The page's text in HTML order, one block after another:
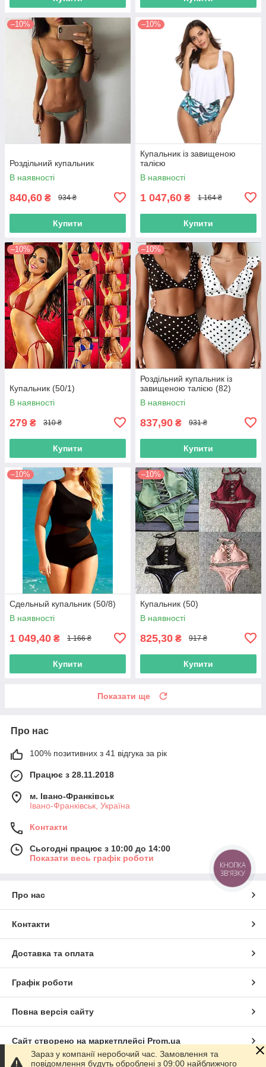
–10%
Роздільний купальник
В наявності
840,60 ₴ 934 ₴
Купити
–10%
Купальник із завищеною
талією
В наявності
1 047,60 ₴ 1 164 ₴
Купити
–10%
Купальник (50/1)
В наявності
279 ₴ 310 ₴
Купити
–10%
Роздільний купальник із
завищеною талією (82)
В наявності
837,90 ₴ 931 ₴
Купити
–10%
Сдельный купальник (50/8)
В наявності
1 049,40 ₴ 1 166 ₴
Купити
–10%
Купальник (50)
В наявності
825,30 ₴ 917 ₴
Купити
Показати ще
Про нас
100% позитивних з 41 відгука за рік
Працює з 28.11.2018
м. Івано-Франківськ
Івано-Франківськ, Україна
Контакти
Сьогодні працює з 10:00 до 14:00
Показати весь графік роботи
Про нас
Контакти
Доставка та оплата
Графік роботи
Повна версія сайту
Сайт створено на маркетплейсі Prom.ua
Зараз у компанії неробочий час. Замовлення та
повідомлення будуть оброблені з 09:00 найближчого
КНОПКА
ЗВ'ЯЗКУ